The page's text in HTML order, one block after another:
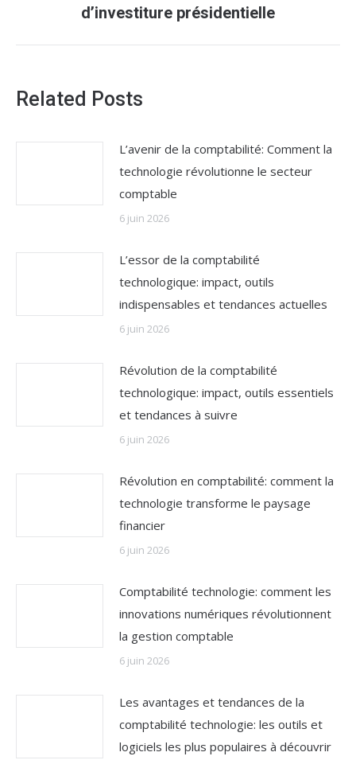
suivant
d’investiture présidentielle
Related Posts
L’avenir de la comptabilité: Comment la
technologie révolutionne le secteur
comptable
6 juin 2026
L’essor de la comptabilité
technologique: impact, outils
indispensables et tendances actuelles
6 juin 2026
Révolution de la comptabilité
technologique: impact, outils essentiels
et tendances à suivre
6 juin 2026
Révolution en comptabilité: comment la
technologie transforme le paysage
financier
6 juin 2026
Comptabilité technologie: comment les
innovations numériques révolutionnent
la gestion comptable
6 juin 2026
Les avantages et tendances de la
comptabilité technologie: les outils et
logiciels les plus populaires à découvrir